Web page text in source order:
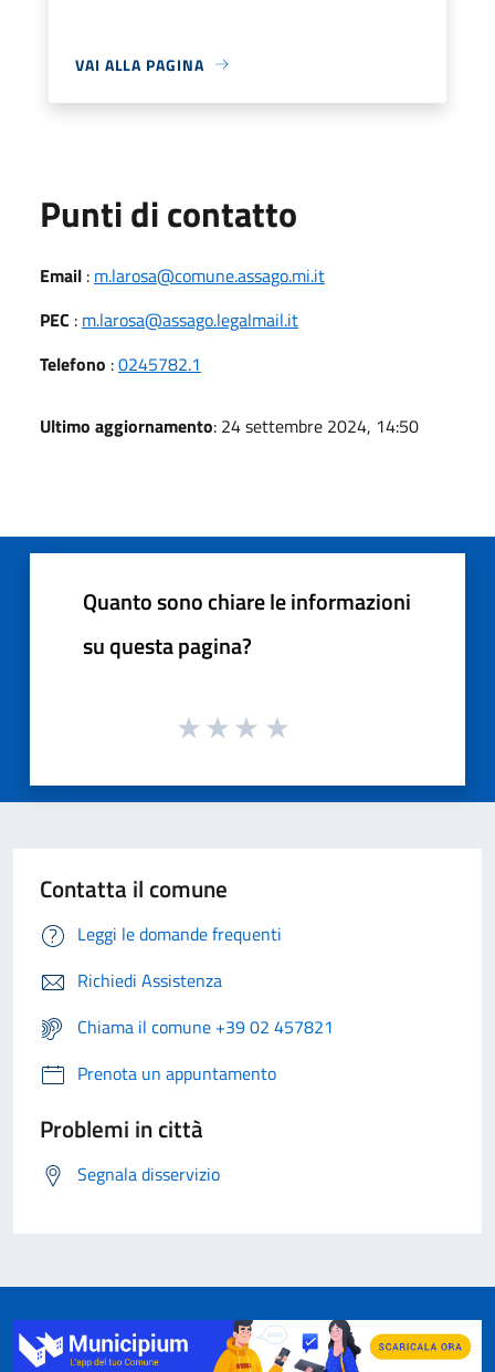
VAI ALLA PAGINA
Punti di contatto
Email : m.larosa@comune.assago.mi.it
PEC : m.larosa@assago.legalmail.it
Telefono :0245782.1
Ultimo aggiornamento: 24 settembre 2024, 14:50
Quanto sono chiare le informazioni
su questa pagina?
Contatta il comune
Leggi le domande frequenti
Richiedi Assistenza
Chiama il comune +39 02 457821
Prenota un appuntamento
Problemi in città
Segnala disservizio